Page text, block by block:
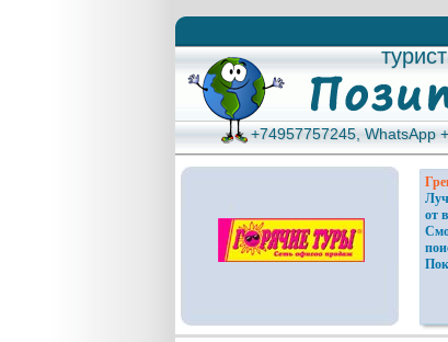
+74957757245, WhatsApp
+74957757245, WhatsApp
от